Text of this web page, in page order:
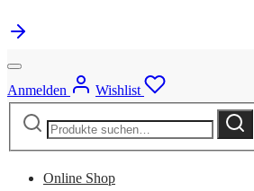
Anmelden
Wishlist
Suche
Suche
Online Shop